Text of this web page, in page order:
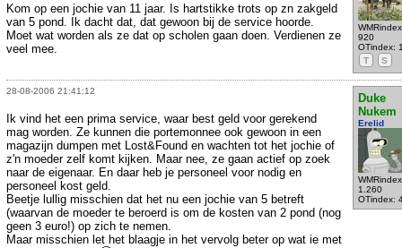
920
OTindex:
T
S
Kom op een jochie van 11 jaar. Is hartstikke trots op zn zakgeld
van 5 pond. Ik dacht dat, dat gewoon bij de service hoorde.
Moet wat worden als ze dat op scholen gaan doen. Verdienen ze
veel mee.
28-08-2006 21:41:12
Duke
Nukem
Erelid
1.260
OTindex:
Ik vind het een prima service, waar best geld voor gerekend
mag worden. Ze kunnen die portemonnee ook gewoon in een
magazijn dumpen met Lost&Found en wachten tot het jochie of
z'n moeder zelf komt kijken. Maar nee, ze gaan actief op zoek
naar de eigenaar. En daar heb je personeel voor nodig en
personeel kost geld.
Beetje lullig misschien dat het nu een jochie van 5 betreft
(waarvan de moeder te beroerd is om de kosten van 2 pond (nog
geen 3 euro!) op zich te nemen.
Maar misschien let het blaagje in het vervolg beter op wat ie met